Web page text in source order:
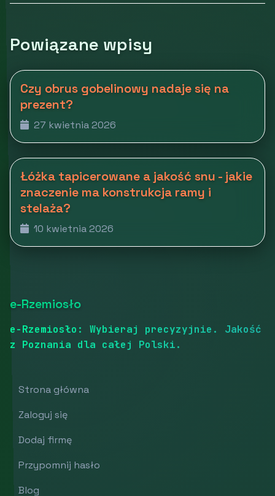
Powiązane wpisy
Czy obrus gobelinowy nadaje się na
prezent?
27 kwietnia 2026
Łóżka tapicerowane a jakość snu - jakie
znaczenie ma konstrukcja ramy i
stelaża?
10 kwietnia 2026
e-Rzemiosło
e-Rzemiosło: Wybieraj precyzyjnie. Jakość
z Poznania dla całej Polski.
Strona główna
Zaloguj się
Dodaj firmę
Przypomnij hasło
Blog